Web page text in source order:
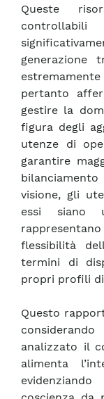
Queste
generazione
pertanto
gestire la
figura degli
utenze di
garantire
visione, gli
essi siano
flessibilità
termini di
propri profili
Questo
analizzato il
alimenta